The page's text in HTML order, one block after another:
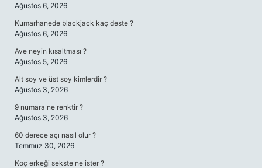
Ağustos 6, 2026
Kumarhanede blackjack kaç deste ?
Ağustos 6, 2026
Ave neyin kısaltması ?
Ağustos 5, 2026
Alt soy ve üst soy kimlerdir ?
Ağustos 3, 2026
9 numara ne renktir ?
Ağustos 3, 2026
60 derece açı nasıl olur ?
Temmuz 30, 2026
Koç erkeği sekste ne ister ?